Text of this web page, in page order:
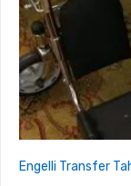
Engelli Transfer